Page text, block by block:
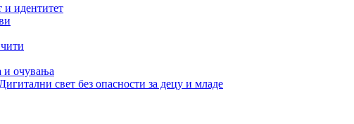
и идентитет
и очувања
свет без опасности за децу и младе